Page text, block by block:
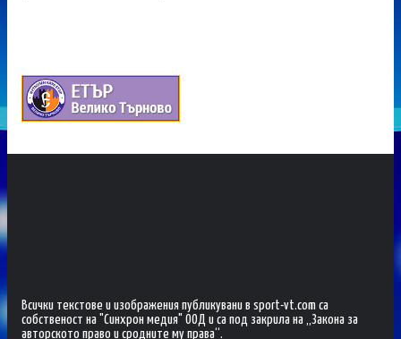
Всички текстове и изображения публикувани в sport-vt.com са
собственост на "Синхрон медия" ООД и са под закрила на „Закона за
авторското право и сродните му права“.